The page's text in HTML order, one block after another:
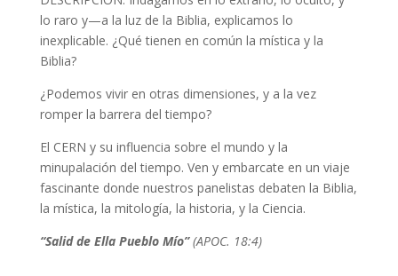
lo raro y—a la luz de la Biblia, explicamos lo
inexplicable. ¿Qué tienen en común la mística y la
Biblia?
¿Podemos vivir en otras dimensiones, y a la vez
romper la barrera del tiempo?
El CERN y su influencia sobre el mundo y la
minupalación del tiempo. Ven y embarcate en un viaje
fascinante donde nuestros panelistas debaten la Biblia,
la mística, la mitología, la historia, y la Ciencia.
“Salid de Ella Pueblo Mío”(APOC. 18:4)